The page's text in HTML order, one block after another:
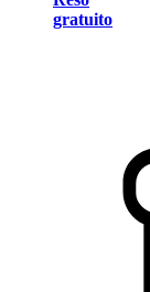
gratuito